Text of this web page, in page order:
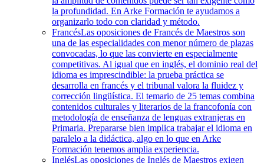
la profundidad. En Arke Formación te ayudamos a
organizarlo todo con claridad y método.
FrancésLas oposiciones de Francés de Maestros son
una de las especialidades con menor número de plazas
convocadas, lo que las convierte en especialmente
competitivas. Al igual que en inglés, el dominio real del
idioma es imprescindible: la prueba práctica se
desarrolla en francés y el tribunal valora la fluidez y
corrección lingüística. El temario de 25 temas combina
contenidos culturales y literarios de la francofonía con
metodología de enseñanza de lenguas extranjeras en
Primaria. Prepararse bien implica trabajar el idioma en
paralelo a la didáctica, algo en lo que en Arke
Formación tenemos amplia experiencia.
InglésLas oposiciones de Inglés de Maestros exigen